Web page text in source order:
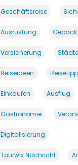
Geschäftsreise
Ausrüstung Gepäck
Versicherung Städte
Reiseideen
Einkaufen Ausflug
Gastronomie
Digitalisierung
Tourwix Nachricht